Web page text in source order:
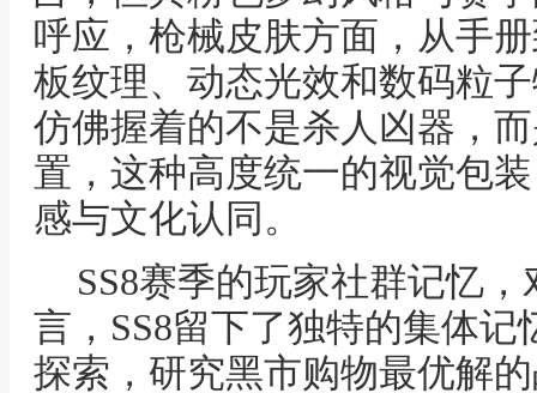
呼应，枪械皮肤方面，从手
板纹理、动态光效和数码粒
仿佛握着的不是杀人凶器，
置，这种高度统一的视觉包
感与文化认同。
SS8赛季的玩家社群记忆
言，SS8留下了独特的集体
探索，研究黑市购物最优解